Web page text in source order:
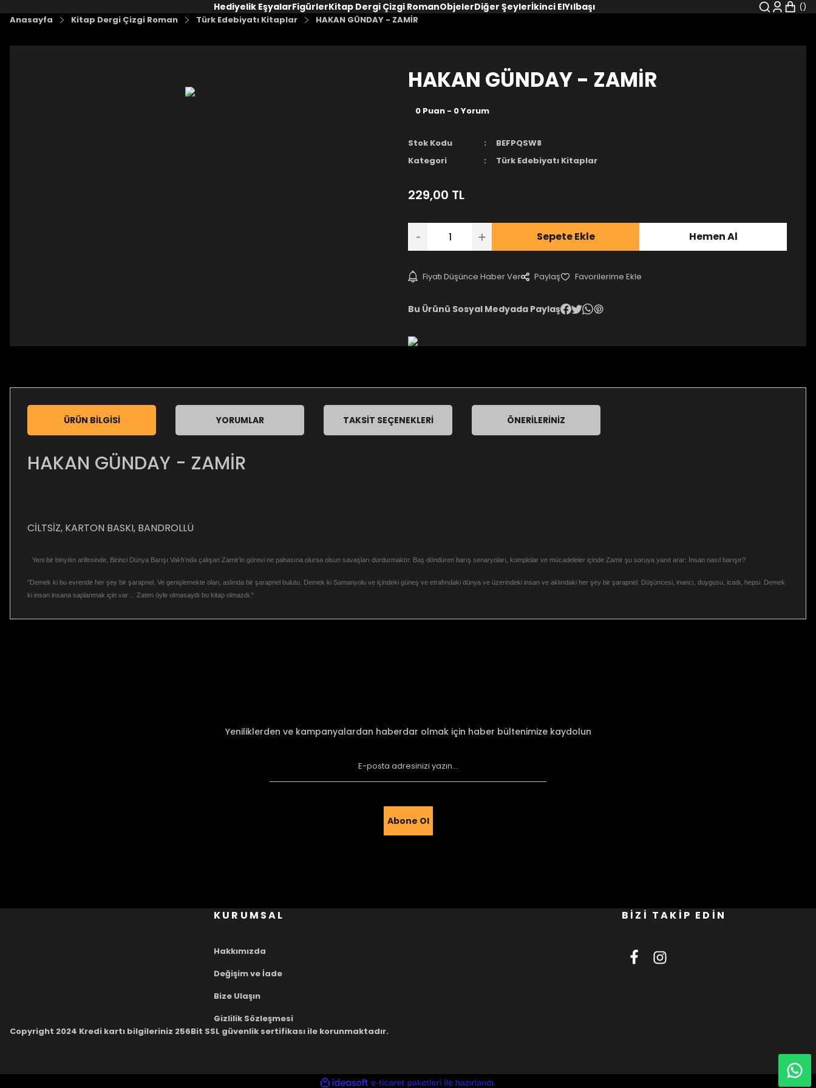
Hediyelik EşyalarFigürlerKitap Dergi Çizgi RomanObjelerDiğer Şeylerİkinci ElYılbaşı
Anasayfa Kitap Dergi Çizgi Roman Türk Edebiyatı Kitaplar HAKAN GÜNDAY - ZAMİR
HAKAN GÜNDAY - ZAMİR
0 Puan - 0 Yorum
Stok Kodu
BEFPQSW8
Kategori
Türk Edebiyatı Kitaplar
229,00 TL
Sepete Ekle Hemen Al
Fiyatı Düşünce Haber Ver Paylaş
Bu Ürünü Sosyal Medyada Paylaş
ÜRÜN BILGISI YORUMLAR TAKSIT SEÇENEKLERI ÖNERILERINIZ
HAKAN GÜNDAY - ZAMİR
CİLTSİZ, KARTON BASKI, BANDROLLÜ
Yeni bir binyılın arifesinde, Birinci Dünya Barışı Vakfı’nda çalışan Zamir’in görevi ne pahasına olursa olsun savaşları durdurmaktır. Baş döndüren barış senaryoları, komplolar ve mücadeleler içinde Zamir şu soruya yanıt arar: İnsan nasıl barışır?
"Demek ki bu evrende her şey bir şarapnel. Ve genişlemekte olan, aslında bir şarapnel bulutu. Demek ki Samanyolu ve içindeki güneş ve etrafındaki dünya ve üzerindeki insan ve aklındaki her şey bir şarapnel. Düşüncesi, inancı, duygusu, icadı, hepsi. Demek
ki insan insana saplanmak için var… Zaten öyle olmasaydı bu kitap olmazdı.”
Gönder
Yeniliklerden ve kampanyalardan haberdar olmak için haber bültenimize kaydolun
Abone Ol
KURUMSAL
Hakkımızda
Değişim ve İade
Bize Ulaşın
Gizlilik Sözleşmesi
BİZİ TAKİP EDİN
Copyright 2024 Kredi kartı bilgileriniz 256Bit SSL güvenlik sertifikası ile korunmaktadır.
ideasoft e-